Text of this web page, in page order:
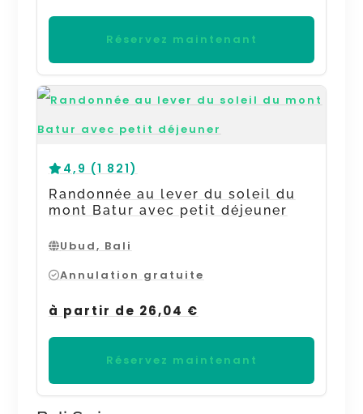
Réservez maintenant
4,9 (1 821)
Randonnée au lever du soleil du
mont Batur avec petit déjeuner
Ubud, Bali
Annulation gratuite
à partir de 26,04 €
Réservez maintenant